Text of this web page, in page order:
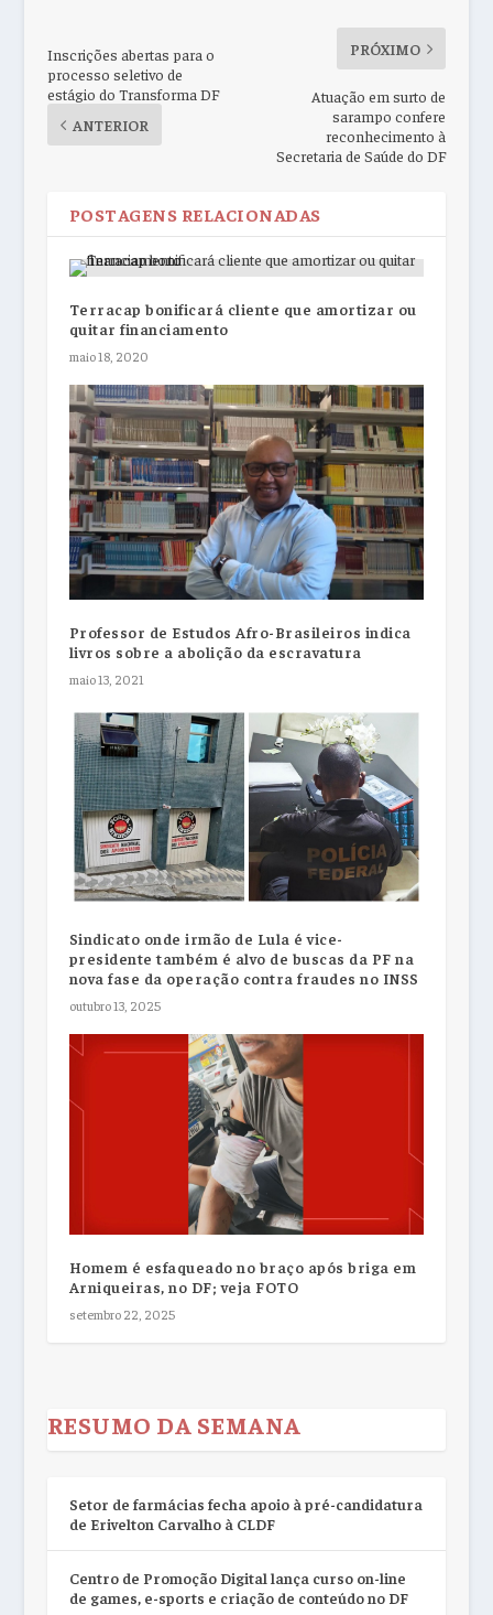
Inscrições abertas para o
processo seletivo de
estágio do Transforma DF
ANTERIOR
PRÓXIMO
Atuação em surto de
sarampo confere
reconhecimento à
Secretaria de Saúde do DF
POSTAGENS RELACIONADAS
Terracap bonificará cliente que amortizar ou
quitar financiamento
maio 18, 2020
Professor de Estudos Afro-Brasileiros indica
livros sobre a abolição da escravatura
maio 13, 2021
Sindicato onde irmão de Lula é vice-
presidente também é alvo de buscas da PF na
nova fase da operação contra fraudes no INSS
outubro 13, 2025
Homem é esfaqueado no braço após briga em
Arniqueiras, no DF; veja FOTO
setembro 22, 2025
RESUMO DA SEMANA
Setor de farmácias fecha apoio à pré-candidatura
de Erivelton Carvalho à CLDF
Centro de Promoção Digital lança curso on-line
de games, e-sports e criação de conteúdo no DF